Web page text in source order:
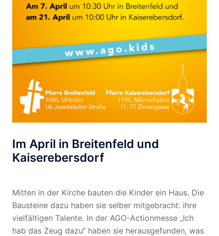
Im April in Breitenfeld und
Kaiserebersdorf
Mitten in der Kirche bauten die Kinder ein Haus. Die
Bausteine dazu haben sie selber mitgebracht: ihre
vielfältigen Talente. In der AGO-Actionmesse „Ich
hab das Zeug dazu“ haben sie herausgefunden, was